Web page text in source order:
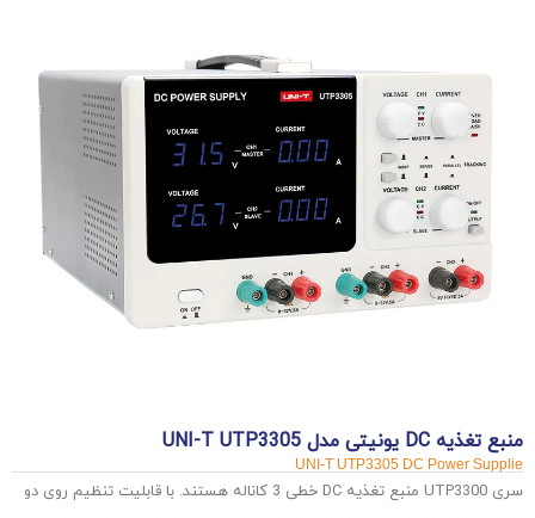
منبع تغذیه DC یونیتی مدل UNI-T UTP3305
UNI-T UTP3305 DC Power Supplie
سری
UTP3300 منبع تغذیه DC خطی 3 کاناله هستند. با قابلیت تنظیم روی دو